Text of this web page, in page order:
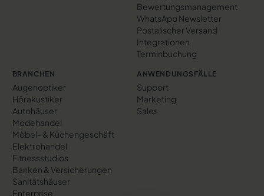
Bewertungs­management
WhatsApp Newsletter
Postalischer Versand
Integrationen
Terminbuchung
BRANCHEN
Augenoptiker
Hörakustiker
Autohäuser
Modehandel
Möbel- & Küchengeschäft
Elektrohandel
Fitnessstudios
Banken & Versicherungen
Sanitätshäuser
Enterprise
ANWENDUNGSFÄLLE
Support
Marketing
Sales